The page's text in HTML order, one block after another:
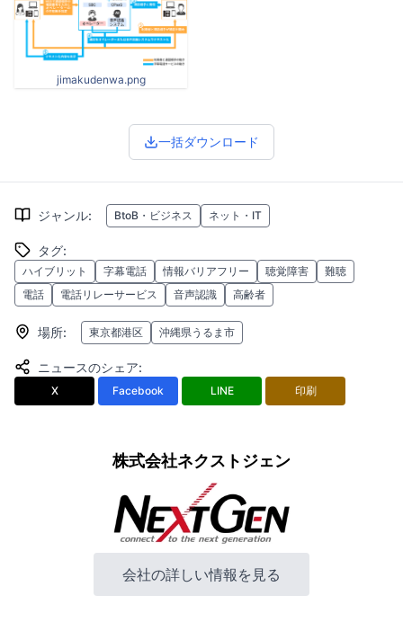
jimakudenwa.png
一括ダウンロード
ジャンル: BtoB・ビジネス ネット・IT
タグ:
ハイブリット 字幕電話 情報バリアフリー 聴覚障害
難聴
電話
電話リレーサービス 音声認識 高齢者
場所: 東京都港区 沖縄県うるま市
ニュースのシェア:
X Facebook LINE 印刷
株式会社ネクストジェン
会社の詳しい情報を見る